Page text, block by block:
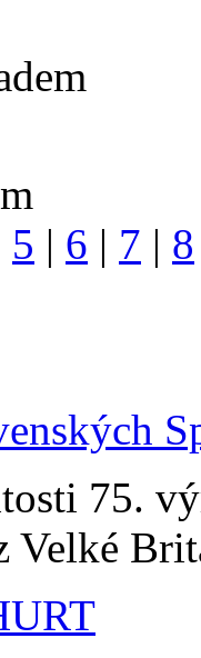
5 | 6 | 7 | 8
75.
Velké